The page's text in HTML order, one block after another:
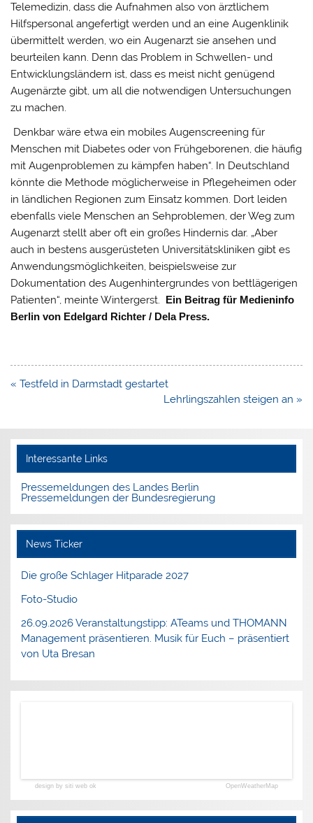
Telemedizin, dass die Aufnahmen also von ärztlichem
Hilfspersonal angefertigt werden und an eine Augenklinik
übermittelt werden, wo ein Augenarzt sie ansehen und
beurteilen kann. Denn das Problem in Schwellen- und
Entwicklungsländern ist, dass es meist nicht genügend
Augenärzte gibt, um all die notwendigen Untersuchungen
zu machen.
Denkbar wäre etwa ein mobiles Augenscreening für
Menschen mit Diabetes oder von Frühgeborenen, die häufig
mit Augenproblemen zu kämpfen haben“. In Deutschland
könnte die Methode möglicherweise in Pflegeheimen oder
in ländlichen Regionen zum Einsatz kommen. Dort leiden
ebenfalls viele Menschen an Sehproblemen, der Weg zum
Augenarzt stellt aber oft ein großes Hindernis dar. „Aber
auch in bestens ausgerüsteten Universitätskliniken gibt es
Anwendungsmöglichkeiten, beispielsweise zur
Dokumentation des Augenhintergrundes von bettlägerigen
Patienten“, meinte Wintergerst.
Ein Beitrag für Medieninfo
Berlin von Edelgard Richter / Dela Press.
Beitragsnavigation
« Testfeld in Darmstadt gestartet
Lehrlingszahlen steigen an »
Interessante Links
Pressemeldungen des Landes Berlin
Pressemeldungen der Bundesregierung
News Ticker
Die große Schlager Hitparade 2027
Foto-Studio
26.09.2026 Veranstaltungstipp: ATeams und THOMANN
Management präsentieren. Musik für Euch – präsentiert
von Uta Bresan
design by siti web ok OpenWeatherMap